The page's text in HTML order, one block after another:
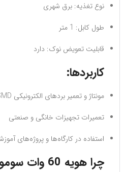
نوع تغذیه: برق شهری
طول کابل: 1 متر
قابلیت تعویض نوک: دارد
کاربردها:
مونتاژ و تعمیر بردهای الکترونیکی SMD و DIP
تعمیرات تجهیزات خانگی و صنعتی
استفاده در کارگاه‌ها و پروژه‌های
چرا هویه 60 وات سومو SM-160؟